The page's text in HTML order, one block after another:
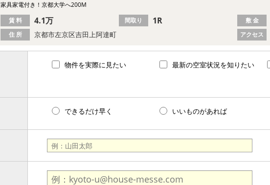
家具家電付き！京都大学へ200M
住 所 京都市左京区吉田上阿達町 アクセス
賃 料 4.1万 間取り 1R 敷 金
物件を実際に見たい 最新の空室状況を知りたい
できるだけ早く いいものがあれば